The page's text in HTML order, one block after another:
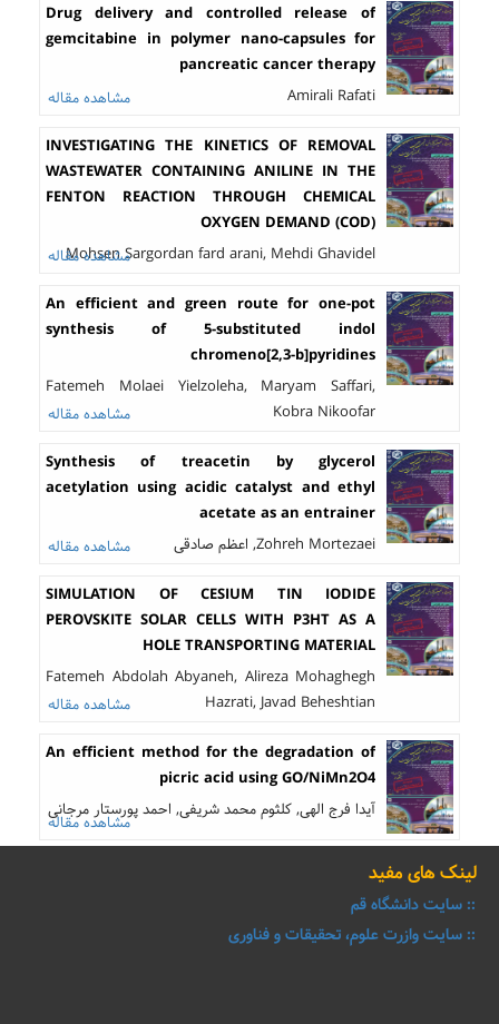
Drug delivery and controlled release of
gemcitabine in polymer nano-capsules for
pancreatic cancer therapy
Amirali Rafati
مشاهده مقاله
INVESTIGATING THE KINETICS OF REMOVAL
WASTEWATER CONTAINING ANILINE IN THE
FENTON REACTION THROUGH CHEMICAL
OXYGEN DEMAND (COD)
Mohsen Sargordan fard arani, Mehdi Ghavidel
مشاهده مقاله
An efficient and green route for one-pot
synthesis of 5-substituted indol
chromeno[2,3-b]pyridines
Fatemeh Molaei Yielzoleha, Maryam Saffari,
Kobra Nikoofar
مشاهده مقاله
Synthesis of treacetin by glycerol
acetylation using acidic catalyst and ethyl
acetate as an entrainer
Zohreh Mortezaei, اعظم صادقی
مشاهده مقاله
SIMULATION OF CESIUM TIN IODIDE
PEROVSKITE SOLAR CELLS WITH P3HT AS A
HOLE TRANSPORTING MATERIAL
Fatemeh Abdolah Abyaneh, Alireza Mohaghegh
Hazrati, Javad Beheshtian
مشاهده مقاله
An efficient method for the degradation of
picric acid using GO/NiMn2O4
آیدا فرج الهی, کلثوم محمد شریفی, احمد پورستار مرجانی
مشاهده مقاله
لینک های مفید
:: سایت دانشگاه قم
:: سایت وازرت علوم، تحقیقات و فناوری